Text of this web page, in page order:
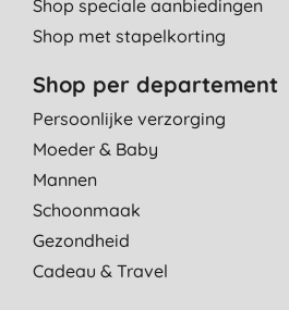
Shop speciale aanbiedingen
Shop met stapelkorting
Shop per departement
Persoonlijke verzorging
Moeder & Baby
Mannen
Schoonmaak
Gezondheid
Cadeau & Travel